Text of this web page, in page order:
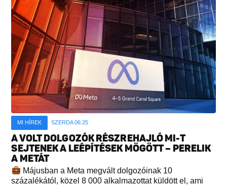
MI HÍREK SZERDA 06:25
A VOLT DOLGOZÓK RÉSZREHAJLÓ MI-T
SEJTENEK A LEÉPÍTÉSEK MÖGÖTT – PERELIK
A METÁT
Májusban a Meta megvált dolgozóinak 10
százalékától, közel 8 000 alkalmazottat küldött el, ami